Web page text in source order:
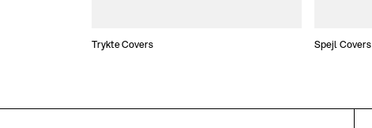
Trykte Covers Spejl Covers